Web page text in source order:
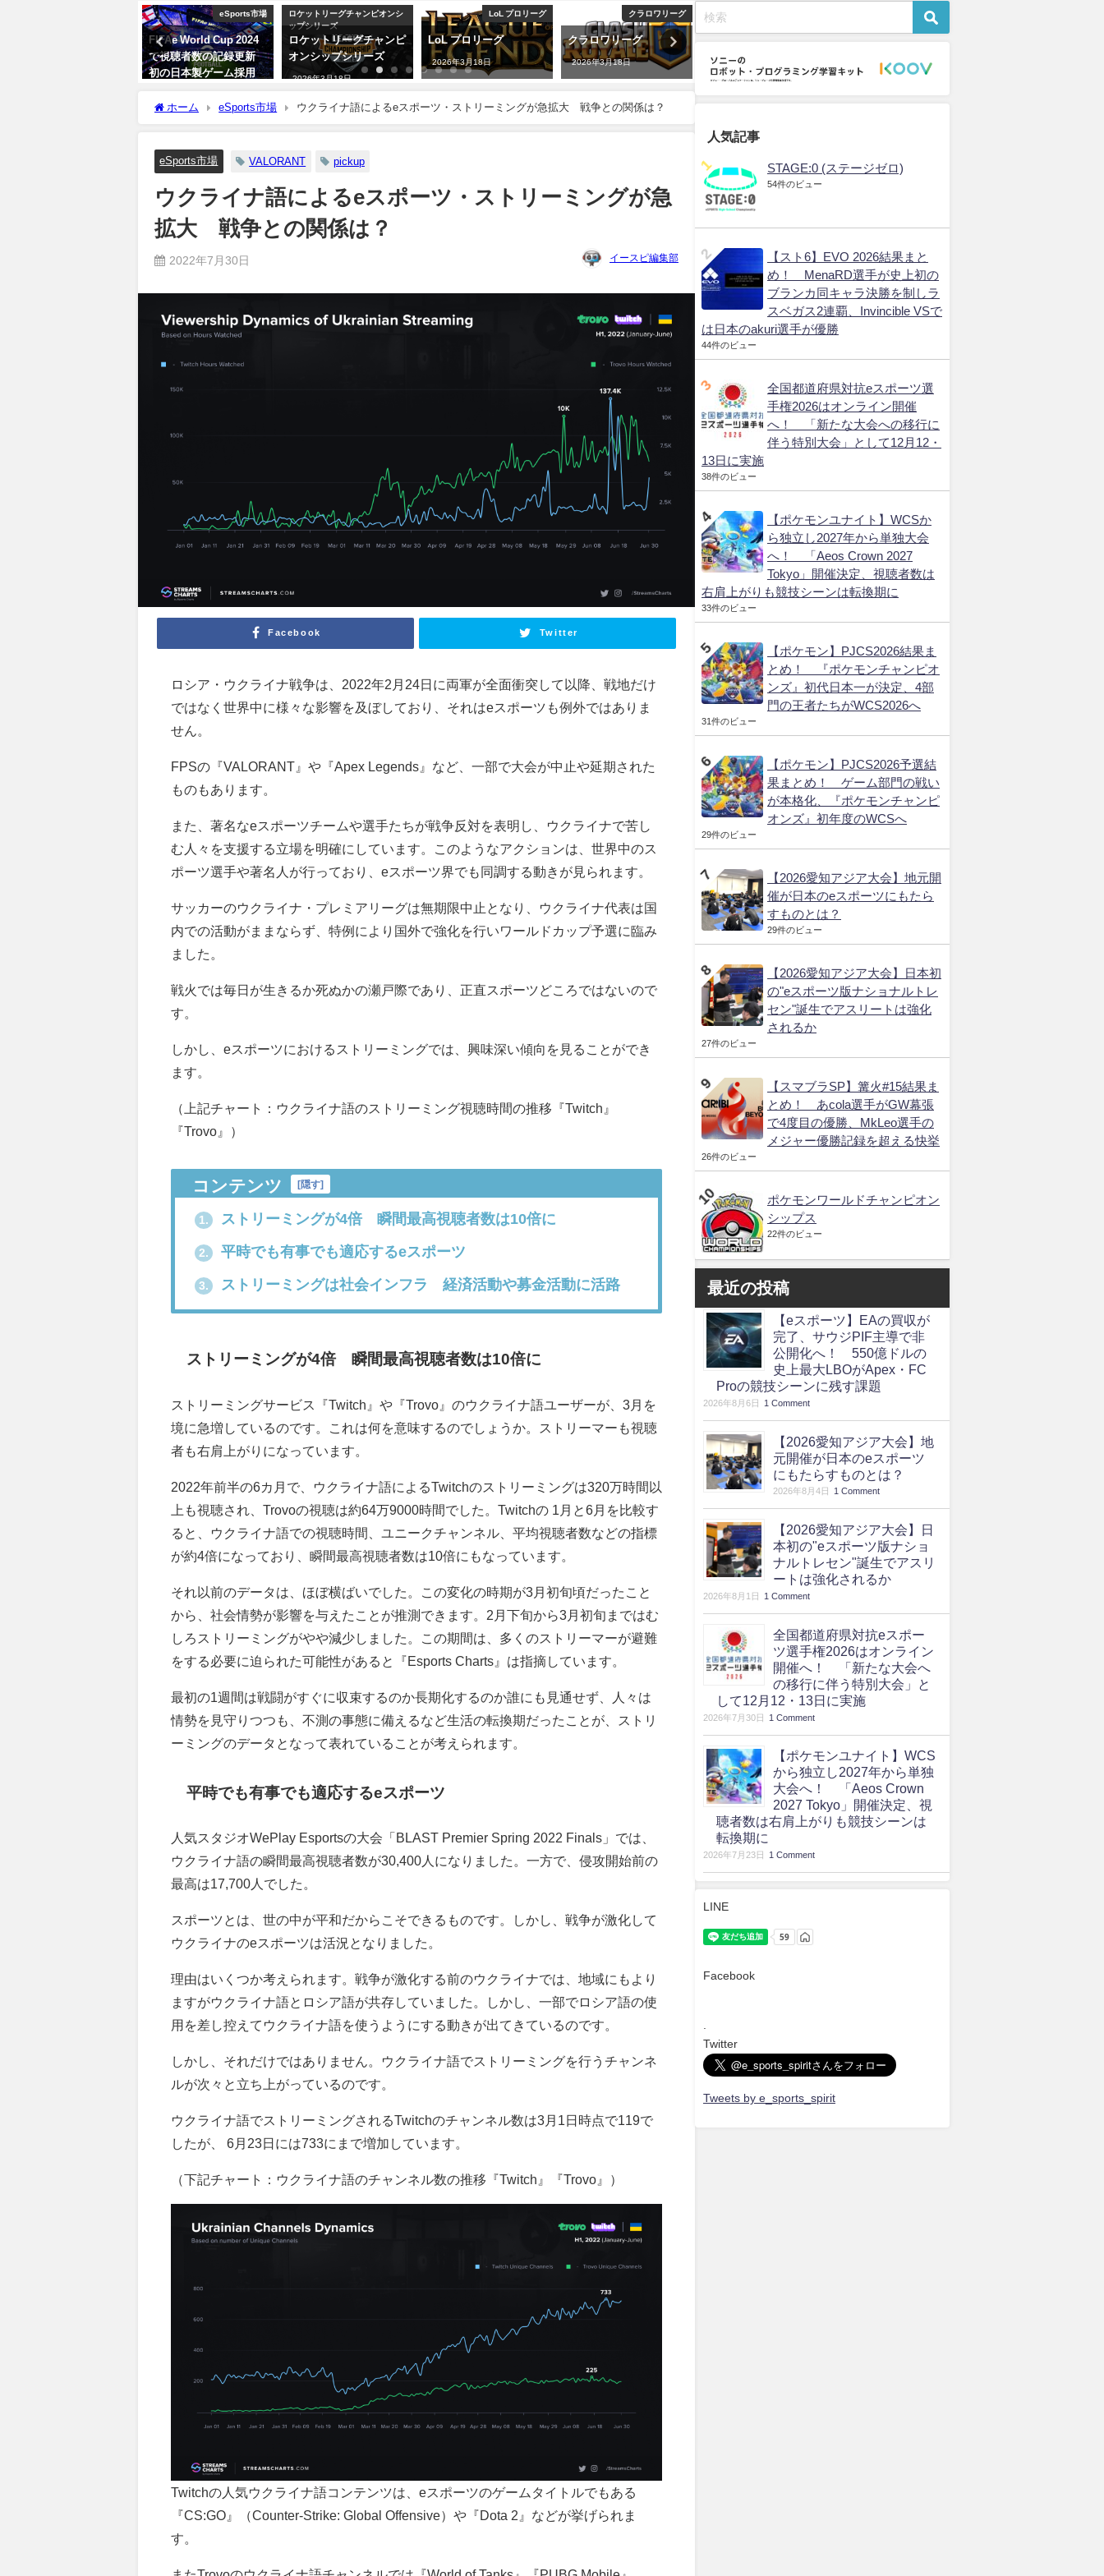
eSports市場
FIFAe World Cup 2024
で視聴者数の記録更新
初の日本製ゲーム採用
ロケットリーグチャンピオンシ
ップシリーズ
ロケットリーグチャンピ
オンシップシリーズ
2026年3月18日
LoL プロリーグ
LoL プロリーグ
2026年3月18日
クラロワリーグ
クラロワリーグ
2026年3月18日
LoL（MOBA）の観方が
わからない？
Fortnite World Cup
2026年3月18日
ホーム eSports市場 ウクライナ語によるeスポーツ・ストリーミングが急拡大 戦争との関係は？
eSports市場 VALORANT pickup
ウクライナ語によるeスポーツ・ストリーミングが急
拡大 戦争との関係は？
2022年7月30日 イースピ編集部
Facebook Twitter
ロシア・ウクライナ戦争は、2022年2月24日に両軍が全面衝突して以降、戦地だけ
ではなく世界中に様々な影響を及ぼしており、それはeスポーツも例外ではありま
せん。
FPSの『VALORANT』や『Apex Legends』など、一部で大会が中止や延期された
ものもあります。
また、著名なeスポーツチームや選手たちが戦争反対を表明し、ウクライナで苦し
む人々を支援する立場を明確にしています。このようなアクションは、世界中のス
ポーツ選手や著名人が行っており、eスポーツ界でも同調する動きが見られます。
サッカーのウクライナ・プレミアリーグは無期限中止となり、ウクライナ代表は国
内での活動がままならず、特例により国外で強化を行いワールドカップ予選に臨み
ました。
戦火では毎日が生きるか死ぬかの瀬戸際であり、正直スポーツどころではないので
す。
しかし、eスポーツにおけるストリーミングでは、興味深い傾向を見ることができ
ます。
（上記チャート：ウクライナ語のストリーミング視聴時間の推移『Twitch』
『Trovo』）
コンテンツ [隠す]
1. ストリーミングが4倍 瞬間最高視聴者数は10倍に
2. 平時でも有事でも適応するeスポーツ
3. ストリーミングは社会インフラ 経済活動や募金活動に活路
ストリーミングが4倍 瞬間最高視聴者数は10倍に
ストリーミングサービス『Twitch』や『Trovo』のウクライナ語ユーザーが、3月を
境に急増しているのです。これは何を意味するのでしょうか。ストリーマーも視聴
者も右肩上がりになっています。
2022年前半の6カ月で、ウクライナ語によるTwitchのストリーミングは320万時間以
上も視聴され、Trovoの視聴は約64万9000時間でした。Twitchの 1月と6月を比較す
ると、ウクライナ語での視聴時間、ユニークチャンネル、平均視聴者数などの指標
が約4倍になっており、瞬間最高視聴者数は10倍にもなっています。
それ以前のデータは、ほぼ横ばいでした。この変化の時期が3月初旬頃だったこと
から、社会情勢が影響を与えたことが推測できます。2月下旬から3月初旬まではむ
しろストリーミングがやや減少しました。この期間は、多くのストリーマーが避難
をする必要に迫られた可能性があると『Esports Charts』は指摘しています。
最初の1週間は戦闘がすぐに収束するのか長期化するのか誰にも見通せず、人々は
情勢を見守りつつも、不測の事態に備えるなど生活の転換期だったことが、ストリ
ーミングのデータとなって表れていることが考えられます。
平時でも有事でも適応するeスポーツ
人気スタジオWePlay Esportsの大会「BLAST Premier Spring 2022 Finals」では、
ウクライナ語の瞬間最高視聴者数が30,400人になりました。一方で、侵攻開始前の
最高は17,700人でした。
スポーツとは、世の中が平和だからこそできるものです。しかし、戦争が激化して
ウクライナのeスポーツは活況となりました。
理由はいくつか考えられます。戦争が激化する前のウクライナでは、地域にもより
ますがウクライナ語とロシア語が共存していました。しかし、一部でロシア語の使
用を差し控えてウクライナ語を使うようにする動きが出てきているのです。
しかし、それだけではありません。ウクライナ語でストリーミングを行うチャンネ
ルが次々と立ち上がっているのです。
ウクライナ語でストリーミングされるTwitchのチャンネル数は3月1日時点で119で
したが、 6月23日には733にまで増加しています。
（下記チャート：ウクライナ語のチャンネル数の推移『Twitch』『Trovo』）
Twitchの人気ウクライナ語コンテンツは、eスポーツのゲームタイトルでもある
『CS:GO』（Counter-Strike: Global Offensive）や『Dota 2』などが挙げられま
す。
人気記事
STAGE:0 (ステージゼロ)
54件のビュー
【スト6】EVO 2026結果まと
め！ MenaRD選手が史上初の
ブランカ同キャラ決勝を制しラ
スベガス2連覇、Invincible VSで
は日本のakuri選手が優勝
44件のビュー
全国都道府県対抗eスポーツ選
手権2026はオンライン開催
へ！ 「新たな大会への移行に
伴う特別大会」として12月12・
13日に実施
38件のビュー
【ポケモンユナイト】WCSか
ら独立し2027年から単独大会
へ！ 「Aeos Crown 2027
Tokyo」開催決定、視聴者数は
右肩上がりも競技シーンは転換期に
33件のビュー
【ポケモン】PJCS2026結果ま
とめ！ 『ポケモンチャンピオ
ンズ』初代日本一が決定、4部
門の王者たちがWCS2026へ
31件のビュー
【ポケモン】PJCS2026予選結
果まとめ！ ゲーム部門の戦い
が本格化、『ポケモンチャンピ
オンズ』初年度のWCSへ
29件のビュー
【2026愛知アジア大会】地元開
催が日本のeスポーツにもたら
すものとは？
29件のビュー
【2026愛知アジア大会】日本初
の"eスポーツ版ナショナルトレ
セン"誕生でアスリートは強化
されるか
27件のビュー
【スマブラSP】篝火#15結果ま
とめ！ あcola選手がGW幕張
で4度目の優勝、MkLeo選手の
メジャー優勝記録を超える快挙
26件のビュー
ポケモンワールドチャンピオン
シップス
22件のビュー
最近の投稿
【eスポーツ】EAの買収が
完了、サウジPIF主導で非
公開化へ！ 550億ドルの
史上最大LBOがApex・FC
Proの競技シーンに残す課題
2026年8月6日 1 Comment
【2026愛知アジア大会】地
元開催が日本のeスポーツ
にもたらすものとは？
2026年8月4日 1 Comment
【2026愛知アジア大会】日
本初の"eスポーツ版ナショ
ナルトレセン"誕生でアスリ
ートは強化されるか
2026年8月1日 1 Comment
全国都道府県対抗eスポー
ツ選手権2026はオンライン
開催へ！ 「新たな大会へ
の移行に伴う特別大会」と
して12月12・13日に実施
2026年7月30日 1 Comment
【ポケモンユナイト】WCS
から独立し2027年から単独
大会へ！ 「Aeos Crown
2027 Tokyo」開催決定、視
聴者数は右肩上がりも競技シーンは
転換期に
2026年7月23日 1 Comment
LINE
Facebook
Twitter
Tweets by e_sports_spirit